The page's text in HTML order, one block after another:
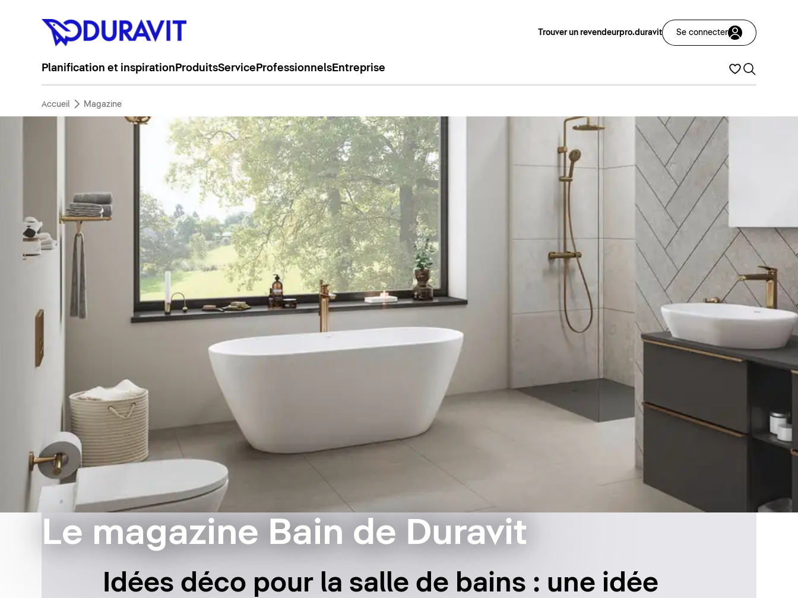
Trouver un revendeurpro.duravit Se connecter
Planification et inspiration ProduitsService ProfessionnelsEntreprise
Accueil Magazine
Le magazine Bain de Duravit
Idées déco pour la salle de bains : une idée